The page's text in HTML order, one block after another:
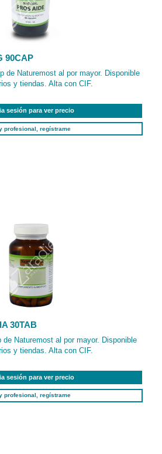
90CAP
de Naturemost al por mayor. Disponible
y tiendas. Alta con CIF.
sesión para ver precio
profesional, regístrame
30TAB
de Naturemost al por mayor. Disponible
y tiendas. Alta con CIF.
sesión para ver precio
profesional, regístrame